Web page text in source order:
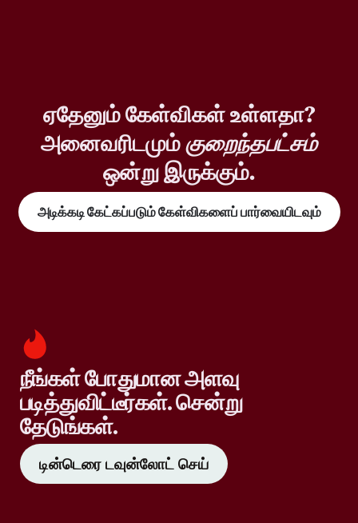
ஏதேனும் கேள்விகள் உள்ளதா?
அனைவரிடமும்குறைந்தபட்சம்
ஒன்று இருக்கும்.
அடிக்கடி கேட்கப்படும் கேள்விகளைப் பார்வையிடவும்
நீங்கள் போதுமான அளவு
படித்துவிட்டீர்கள். சென்று
தேடுங்கள்.
டின்டெரை டவுன்லோட் செய்